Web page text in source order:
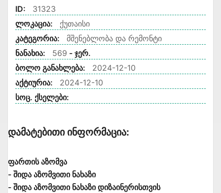
ID:
31323
ლოკაცია:
ქუთაისი
კატეგორია:
მშენებლობა და რემონტი
ნანახია:
569 - ჯერ.
ბოლო განახლება:
2024-12-10
აქტიურია:
2024-12-10
სოც. ქსელები:
Დამატებითი Ინფორმაცია:
ფართის აზომვა
- შიდა აზომვითი ნახაზი
- შიდა აზომვითი ნახაზი დიზაინერისთვის